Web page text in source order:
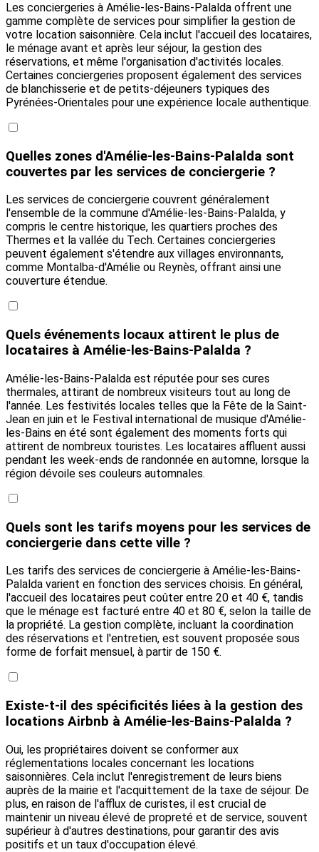
Les conciergeries à Amélie-les-Bains-Palalda offrent une
gamme complète de services pour simplifier la gestion de
votre location saisonnière. Cela inclut l'accueil des locataires,
le ménage avant et après leur séjour, la gestion des
réservations, et même l'organisation d'activités locales.
Certaines conciergeries proposent également des services
de blanchisserie et de petits-déjeuners typiques des
Pyrénées-Orientales pour une expérience locale authentique.
Quelles zones d'Amélie-les-Bains-Palalda sont
couvertes par les services de conciergerie ?
Les services de conciergerie couvrent généralement
l'ensemble de la commune d'Amélie-les-Bains-Palalda, y
compris le centre historique, les quartiers proches des
Thermes et la vallée du Tech. Certaines conciergeries
peuvent également s'étendre aux villages environnants,
comme Montalba-d'Amélie ou Reynès, offrant ainsi une
couverture étendue.
Quels événements locaux attirent le plus de
locataires à Amélie-les-Bains-Palalda ?
Amélie-les-Bains-Palalda est réputée pour ses cures
thermales, attirant de nombreux visiteurs tout au long de
l'année. Les festivités locales telles que la Fête de la Saint-
Jean en juin et le Festival international de musique d'Amélie-
les-Bains en été sont également des moments forts qui
attirent de nombreux touristes. Les locataires affluent aussi
pendant les week-ends de randonnée en automne, lorsque la
région dévoile ses couleurs automnales.
Quels sont les tarifs moyens pour les services de
conciergerie dans cette ville ?
Les tarifs des services de conciergerie à Amélie-les-Bains-
Palalda varient en fonction des services choisis. En général,
l'accueil des locataires peut coûter entre 20 et 40 €, tandis
que le ménage est facturé entre 40 et 80 €, selon la taille de
la propriété. La gestion complète, incluant la coordination
des réservations et l'entretien, est souvent proposée sous
forme de forfait mensuel, à partir de 150 €.
Existe-t-il des spécificités liées à la gestion des
locations Airbnb à Amélie-les-Bains-Palalda ?
Oui, les propriétaires doivent se conformer aux
réglementations locales concernant les locations
saisonnières. Cela inclut l'enregistrement de leurs biens
auprès de la mairie et l'acquittement de la taxe de séjour. De
plus, en raison de l'afflux de curistes, il est crucial de
maintenir un niveau élevé de propreté et de service, souvent
supérieur à d'autres destinations, pour garantir des avis
positifs et un taux d'occupation élevé.